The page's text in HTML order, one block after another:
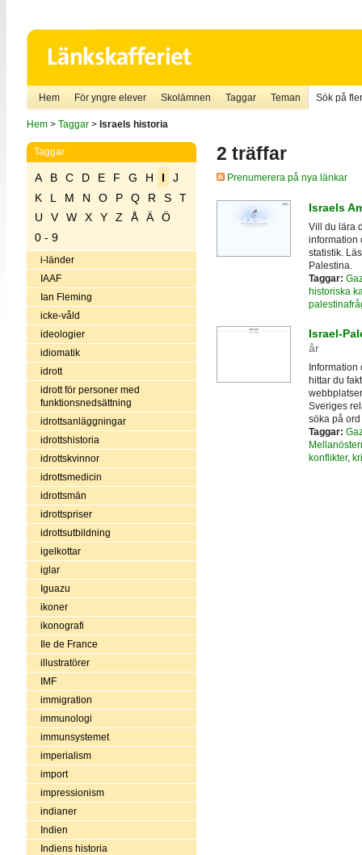
Hem För yngre elever Skolämnen Taggar Teman Sök på
Hem> Taggar> Israels historia
Taggar
A B C D E F G H I
J
K
L M N O P Q R S
T
U
V W X Y Z Å Ä
Ö
0 - 9
i-länder
IAAF
Ian Fleming
icke-våld
ideologier
idiomatik
idrott
idrott för personer med
funktionsnedsättning
idrottsanläggningar
idrottshistoria
idrottskvinnor
idrottsmedicin
idrottsmän
idrottspriser
idrottsutbildning
igelkottar
iglar
Iguazu
ikoner
ikonografi
Ile de France
illustratörer
IMF
immigration
immunologi
immunsystemet
imperialism
import
impressionism
indianer
Indien
Indiens historia
2 träffar
Prenumerera på nya länkar
Israels
Vill du lära
information
statistik.
Palestina.
Taggar:
historiska
Israel-
år
hittar du
Sveriges
söka på
Taggar:
konflikter,